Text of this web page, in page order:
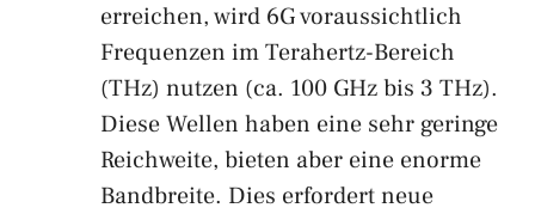
erreichen, wird 6G voraussichtlich
Frequenzen im Terahertz-Bereich
(THz) nutzen (ca. 100 GHz bis 3 THz).
Diese Wellen haben eine sehr geringe
Reichweite, bieten aber eine enorme
Bandbreite. Dies erfordert neue